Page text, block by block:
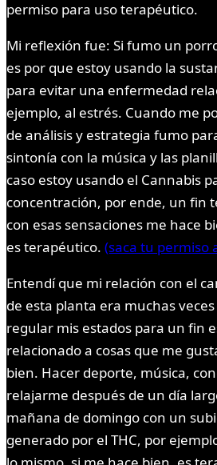
permiso para uso terapéutico.
Mi reflexión fue: Si fumo un
es por que estoy usando la
para evitar una enfermedad
ejemplo, al estrés. Cuando me
de análisis y estrategia fumo
sintonía con la música y las
caso estoy usando el Cannabis
concentración, por ende, un fin
con esas sensaciones me hace
es terapéutico. (saca tu permiso
Entendí que mi relación con el
de esta planta era muchas
regular mis estados para un fin
relacionado a cosas que me
bien. Hacer deporte, música,
relajarme después de un día
mañana de domingo con un
generado por el THC, por